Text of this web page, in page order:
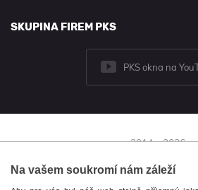
SKUPINA FIREM PKS
PKS okna na
2014 - 2026
Brněnská 126/38,
Na vašem soukromí nám záleží